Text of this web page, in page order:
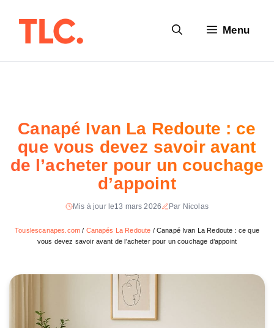
Menu
Canapé Ivan La Redoute : ce
que vous devez savoir avant
de l’acheter pour un couchage
d’appoint
Mis à jour le13 mars 2026 Par Nicolas
Touslescanapes.com / Canapés La Redoute / Canapé Ivan La Redoute : ce que
vous devez savoir avant de l’acheter pour un couchage d’appoint